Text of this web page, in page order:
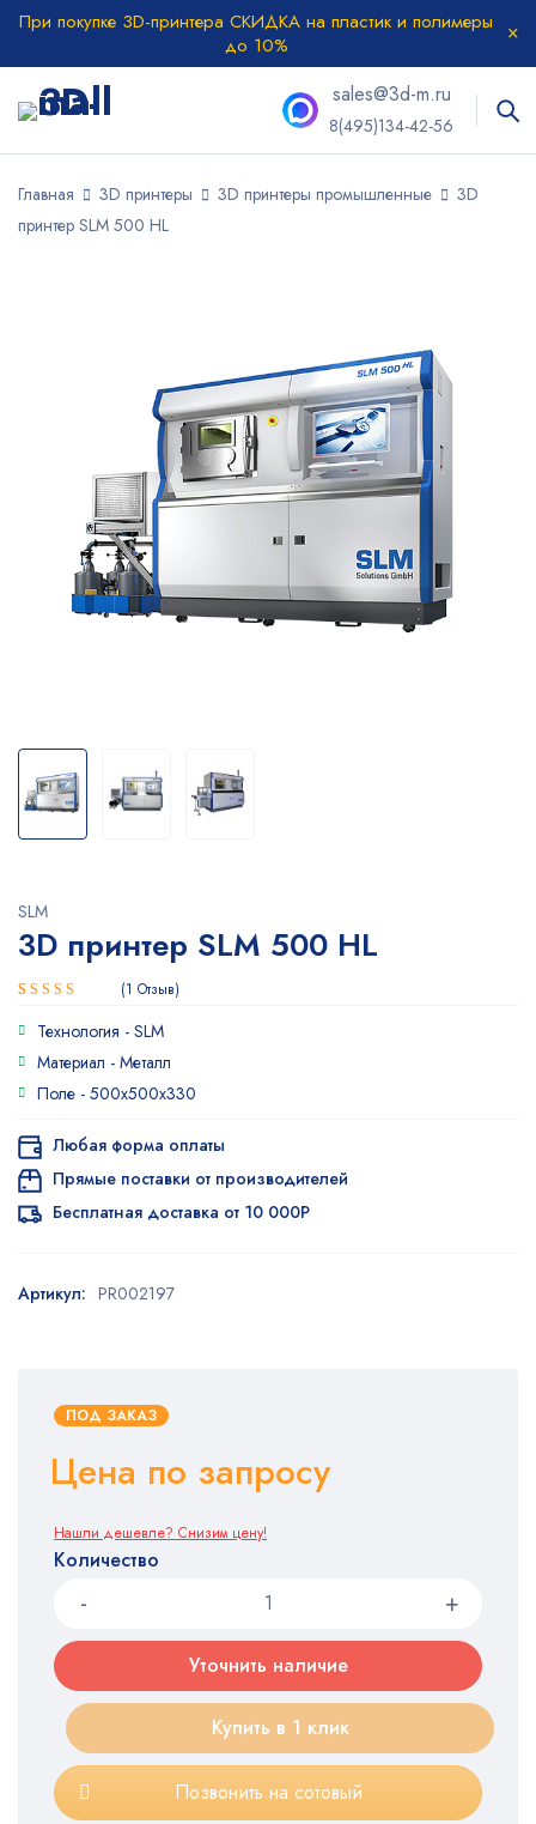
При покупке 3D-принтера СКИДКА на пластик и полимеры
до 10%
sales@3d-m.ru
8(495)134-42-56
Главная 3D принтеры 3D принтеры промышленные
3D
принтер SLM 500 HL
SLM
3D принтер SLM 500 HL
4.00из
5 на
основе
опроса
1 Отзыв
Технология - SLM
Материал - Металл
Поле - 500x500x330
ПОД ЗАКАЗ
Цена по запросу
Нашли дешевле? Снизим цену!
Количество
Уточнить наличие
Купить в 1 клик
Позвонить на сотовый
Любая форма оплаты
Прямые поставки от производителей
Бесплатная доставка от 10 000Р
Артикул: PR002197